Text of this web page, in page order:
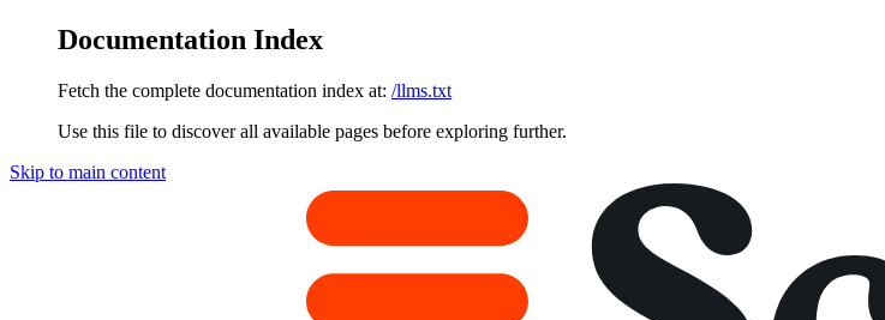
Documentation Index
Fetch the complete documentation index at: /llms.txt
Use this file to discover all available pages before exploring further.
Skip to main content